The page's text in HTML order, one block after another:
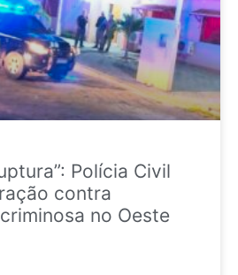
Polícia Civil
contra
no Oeste